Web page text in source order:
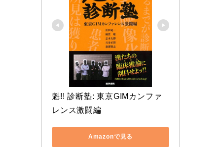
魁!! 診断塾: 東京GIMカンファ
レンス激闘編
Amazonで見る